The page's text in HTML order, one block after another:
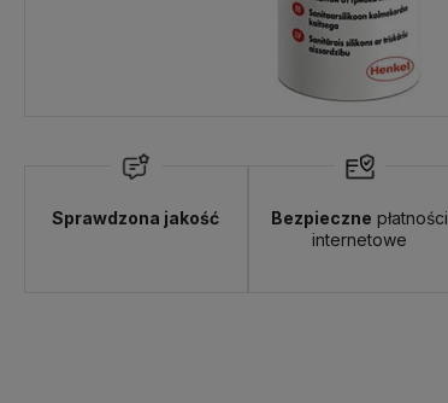
Sprawdzona jakość Bezpieczne płatności
internetowe